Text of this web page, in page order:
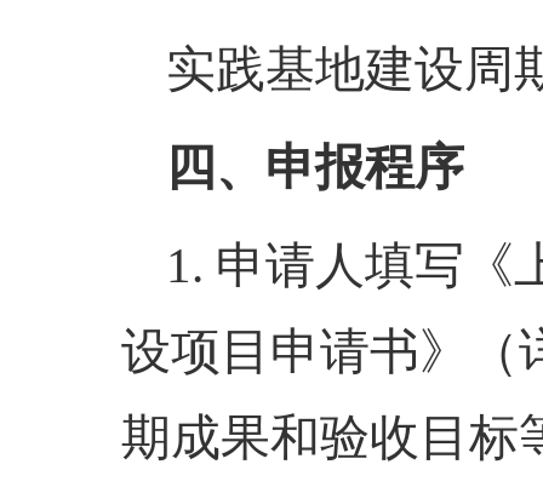
实践基地建设周
四、申报程序
1. 申请人填写《
设项目申请书》（
期成果和验收目标